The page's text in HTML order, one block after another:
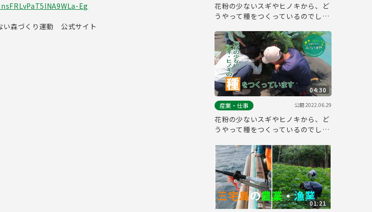
Eg
森づくり運動 公式サイト
花粉の少ないスギやヒノキから、ど
うやって種をつくっているのでしょ
04:30
産業・仕事
公開2022.06.29
花粉の少ないスギやヒノキから、ど
うやって種をつくっているのでしょ
01:21